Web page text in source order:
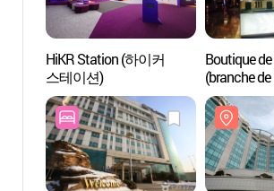
HiKR Station (하이커
스테이션)
Boutique
(branche
d'Incheon)